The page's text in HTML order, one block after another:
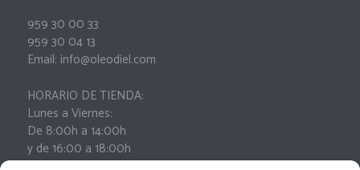
959 30 00 33
959 30 04 13
Email: info@oleodiel.com
HORARIO DE TIENDA:
Lunes a Viernes:
De 8:00h a 14:00h
y de 16:00 a 18:00h